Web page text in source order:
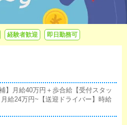
経験者歓迎 即日勤務可
】月給40万円＋歩合給【受付スタッ
給24万円~【送迎ドライバー】時給